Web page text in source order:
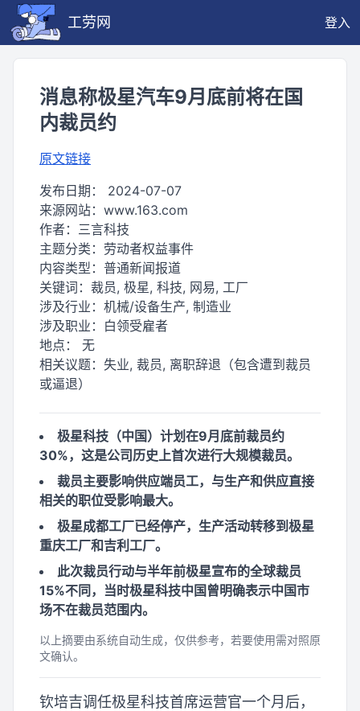
工劳网 登入
消息称极星汽车9月底前将在国
内裁员约
原文链接
发布日期： 2024-07-07
来源网站： www.163.com
作者： 三言科技
主题分类： 劳动者权益事件
内容类型： 普通新闻报道
关键词： 裁员, 极星, 科技, 网易, 工厂
涉及行业： 机械/设备生产, 制造业
涉及职业： 白领受雇者
地点： 无
相关议题： 失业, 裁员, 离职辞退（包含遭到裁员
或逼退）
极星科技（中国）计划在9月底前裁员约
30%，这是公司历史上首次进行大规模裁员。
裁员主要影响供应端员工，与生产和供应直接
相关的职位受影响最大。
极星成都工厂已经停产，生产活动转移到极星
重庆工厂和吉利工厂。
此次裁员行动与半年前极星宣布的全球裁员
15%不同，当时极星科技中国曾明确表示中国市
场不在裁员范围内。
以上摘要由系统自动生成，仅供参考，若要使用需对照原
文确认。
钦培吉调任极星科技首席运营官一个月后，